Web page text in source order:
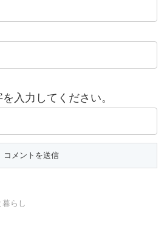
入力してください。
暮らし